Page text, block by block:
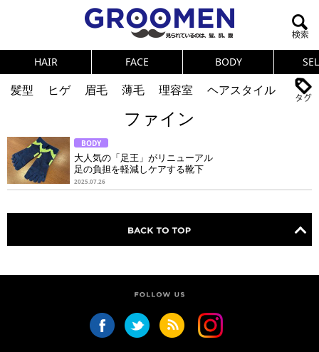
HAIR FACE BODY
髪型 ヒゲ 眉毛 薄毛 理容室
ヘアスタイル
ニオイ
連載
メンズコスメ
NEWS PICK UP 筋肉
テストステロン
海外セレブ
健康
スキンケア 食事
調査結果
トレーニング
好印象な男
頭皮ケア
ダイエット
理容室
ファイン
BODY
大人気の「足王」がリニューアル
足の負担を軽減しケアする靴下
2025.07.26